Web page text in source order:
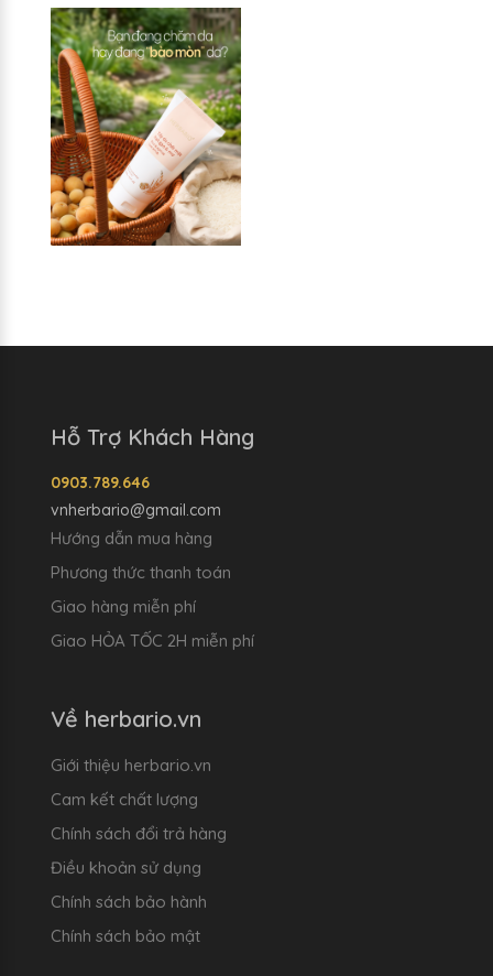
Hỗ Trợ Khách Hàng
0903.789.646
vnherbario@gmail.com
Hướng dẫn mua hàng
Phương thức thanh toán
Giao hàng miễn phí
Giao HỎA TỐC 2H miễn phí
Về herbario.vn
Giới thiệu herbario.vn
Cam kết chất lượng
Chính sách đổi trả hàng
Điều khoản sử dụng
Chính sách bảo hành
Chính sách bảo mật